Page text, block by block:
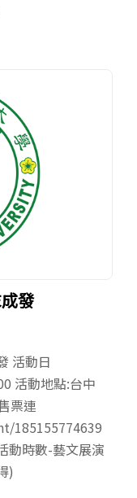
發
活動日
活動地點:台中
票連
185155774639
動時數-藝文展演
)